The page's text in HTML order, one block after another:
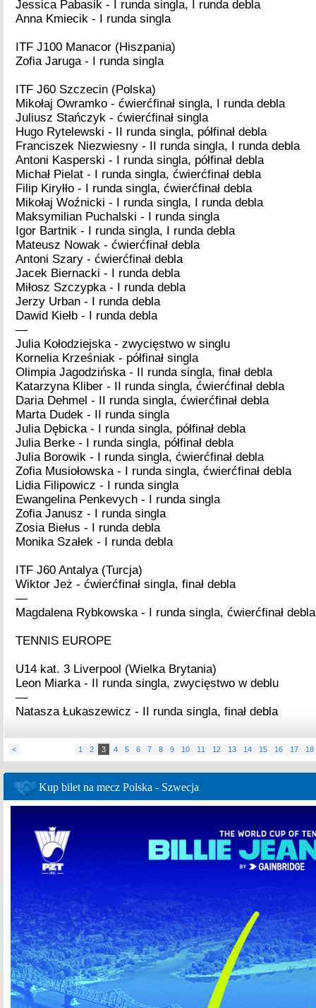
Jessica Pabasik - I runda singla, I runda debla
Anna Kmiecik - I runda singla
ITF J100 Manacor (Hiszpania)
Zofia Jaruga - I runda singla
ITF J60 Szczecin (Polska)
Mikołaj Owramko - ćwierćfinał singla, I runda debla
Juliusz Stańczyk - ćwierćfinał singla
Hugo Rytelewski - II runda singla, półfinał debla
Franciszek Niezwiesny - II runda singla, I runda debla
Antoni Kasperski - I runda singla, półfinał debla
Michał Pielat - I runda singla, ćwierćfinał debla
Filip Kiryłło - I runda singla, ćwierćfinał debla
Mikołaj Woźnicki - I runda singla, I runda debla
Maksymilian Puchalski - I runda singla
Igor Bartnik - I runda singla, I runda debla
Mateusz Nowak - ćwierćfinał debla
Antoni Szary - ćwierćfinał debla
Jacek Biernacki - I runda debla
Miłosz Szczypka - I runda debla
Jerzy Urban - I runda debla
Dawid Kiełb - I runda debla
—
Julia Kołodziejska - zwycięstwo w singlu
Kornelia Krześniak - półfinał singla
Olimpia Jagodzińska - II runda singla, finał debla
Katarzyna Kliber - II runda singla, ćwierćfinał debla
Daria Dehmel - II runda singla, ćwierćfinał debla
Marta Dudek - II runda singla
Julia Dębicka - I runda singla, półfinał debla
Julia Berke - I runda singla, półfinał debla
Julia Borowik - I runda singla, ćwierćfinał debla
Zofia Musiołowska - I runda singla, ćwierćfinał debla
Lidia Filipowicz - I runda singla
Ewangelina Penkevych - I runda singla
Zofia Janusz - I runda singla
Zosia Biełus - I runda debla
Monika Szałek - I runda debla
ITF J60 Antalya (Turcja)
Wiktor Jeż - ćwierćfinał singla, finał debla
—
Magdalena Rybkowska - I runda singla, ćwierćfinał debla
TENNIS EUROPE
U14 kat. 3 Liverpool (Wielka Brytania)
Leon Miarka - II runda singla, zwycięstwo w deblu
—
Natasza Łukaszewicz - II runda singla, finał debla
< 1 2 3 4 5 6 7 8 9 10 11 12 13 14 15 16 17 18
Kup bilet na mecz Polska - Szwecja